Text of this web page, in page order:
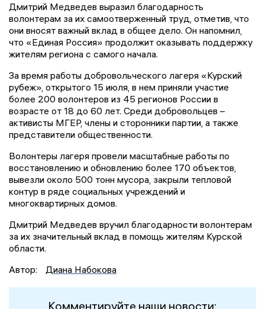
Дмитрий Медведев выразил благодарность
волонтерам за их самоотверженный труд, отметив, что
они вносят важный вклад в общее дело. Он напомнил,
что «Единая Россия» продолжит оказывать поддержку
жителям региона с самого начала.
За время работы добровольческого лагеря «Курский
рубеж», открытого 15 июля, в нем приняли участие
более 200 волонтеров из 45 регионов России в
возрасте от 18 до 60 лет. Среди добровольцев –
активисты МГЕР, члены и сторонники партии, а также
представители общественности.
Волонтеры лагеря провели масштабные работы по
восстановлению и обновлению более 170 объектов,
вывезли около 500 тонн мусора, закрыли тепловой
контур в ряде социальных учреждений и
многоквартирных домов.
Дмитрий Медведев вручил благодарности волонтерам
за их значительный вклад в помощь жителям Курской
области.
Автор:
Диана Набокова
Комментируйте наши новости: